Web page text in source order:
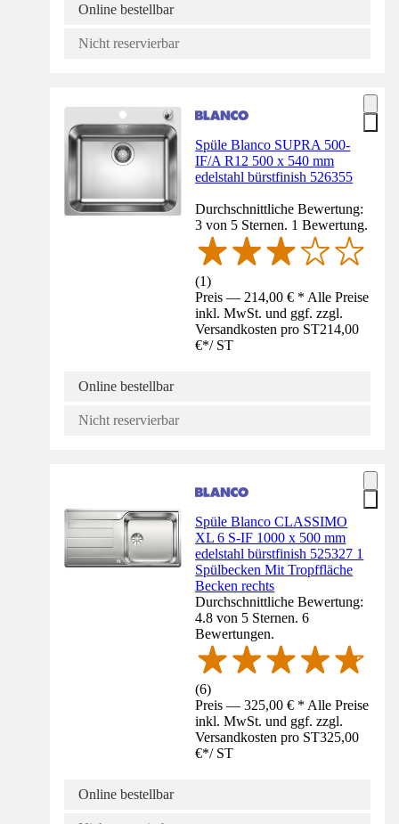
Online bestellbar
Nicht reservierbar
Spüle Blanco SUPRA 500-
IF/A R12 500 x 540 mm
edelstahl bürstfinish 526355
Durchschnittliche Bewertung:
3 von 5 Sternen. 1 Bewertung.
(1)
Preis — 214,00 € * Alle Preise
inkl. MwSt. und ggf. zzgl.
Versandkosten pro ST214,00
€*/ ST
Online bestellbar
Nicht reservierbar
Spüle Blanco CLASSIMO
XL 6 S-IF 1000 x 500 mm
edelstahl bürstfinish 525327 1
Spülbecken Mit Tropffläche
Becken rechts
Durchschnittliche Bewertung:
4.8 von 5 Sternen. 6
Bewertungen.
(6)
Preis — 325,00 € * Alle Preise
inkl. MwSt. und ggf. zzgl.
Versandkosten pro ST325,00
€*/ ST
Online bestellbar